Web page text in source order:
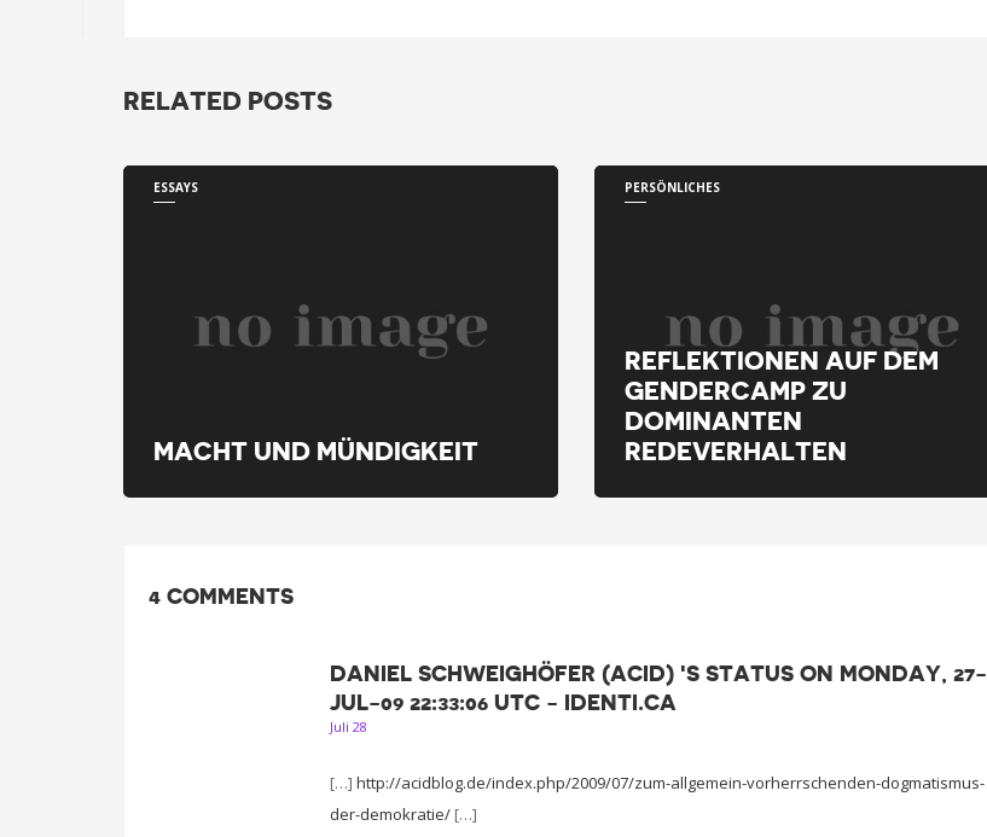
RELATED POSTS
ESSAYS
MACHT UND MÜNDIGKEIT
PERSÖNLICHES
REFLEKTIONEN AUF DEM
GENDERCAMP ZU
DOMINANTEN
REDEVERHALTEN
4 COMMENTS
DANIEL SCHWEIGHÖFER (ACID) 'S STATUS ON MONDAY, 27-
JUL-09 22:33:06 UTC - IDENTI.CA
Juli 28
[…] http://acidblog.de/index.php/2009/07/zum-allgemein-vorherrschenden-dogmatismus-
der-demokratie/[…]